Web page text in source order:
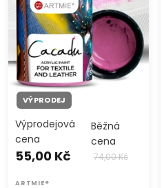
VÝPRODEJ
Výprodejová
cena
55,00 Kč
Běžná
cena
74,00 Kč
ARTMIE®